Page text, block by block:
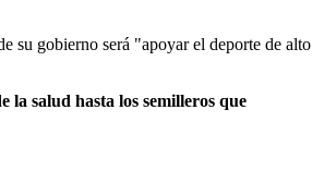
su gobierno será "apoyar el deporte de alto
salud hasta los semilleros que